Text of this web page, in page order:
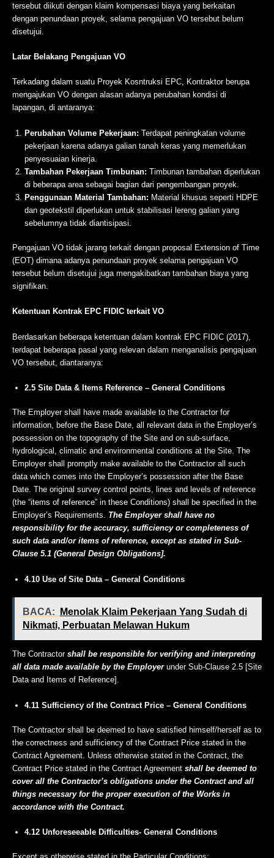
tersebut diikuti dengan klaim kompensasi biaya yang berkaitan
dengan penundaan proyek, selama pengajuan VO tersebut belum
disetujui.
Latar Belakang Pengajuan VO
Terkadang dalam suatu Proyek Kosntruksi EPC, Kontraktor berupa
mengajukan VO dengan alasan adanya perubahan kondisi di
lapangan, di antaranya:
Perubahan Volume Pekerjaan: Terdapat peningkatan volume
pekerjaan karena adanya galian tanah keras yang memerlukan
penyesuaian kinerja.
Tambahan Pekerjaan Timbunan: Timbunan tambahan diperlukan
di beberapa area sebagai bagian dari pengembangan proyek.
Penggunaan Material Tambahan: Material khusus seperti HDPE
dan geotekstil diperlukan untuk stabilisasi lereng galian yang
sebelumnya tidak diantisipasi.
Pengajuan VO tidak jarang terkait dengan proposal Extension of Time
(EOT) dimana adanya penundaan proyek selama pengajuan VO
tersebut belum disetujui juga mengakibatkan tambahan biaya yang
signifikan.
Ketentuan Kontrak EPC FIDIC terkait VO
Berdasarkan beberapa ketentuan dalam kontrak EPC FIDIC (2017),
terdapat beberapa pasal yang relevan dalam menganalisis pengajuan
VO tersebut, diantaranya:
2.5 Site Data & Items Reference – General Conditions
The Employer shall have made available to the Contractor for
information, before the Base Date, all relevant data in the Employer’s
possession on the topography of the Site and on sub-surface,
hydrological, climatic and environmental conditions at the Site. The
Employer shall promptly make available to the Contractor all such
data which comes into the Employer’s possession after the Base
Date. The original survey control points, lines and levels of reference
(the “items of reference” in these Conditions) shall be specified in the
Employer’s Requirements. The Employer shall have no
responsibility for the accuracy, sufficiency or completeness of
such data and/or items of reference, except as stated in Sub-
Clause 5.1 (General Design Obligations].
4.10 Use of Site Data – General Conditions
BACA:
Menolak Klaim Pekerjaan Yang Sudah di
Nikmati, Perbuatan Melawan Hukum
The Contractor shall be responsible for verifying and interpreting
all data made available by the Employerunder Sub-Clause 2.5 [Site
Data and Items of Reference].
4.11 Sufficiency of the Contract Price – General Conditions
The Contractor shall be deemed to have satisfied himself/herself as to
the correctness and sufficiency of the Contract Price stated in the
Contract Agreement. Unless otherwise stated in the Contract, the
Contract Price stated in the Contract Agreement shall be deemed to
cover all the Contractor’s obligations under the Contract and all
things necessary for the proper execution of the Works in
accordance with the Contract.
4.12 Unforeseeable Difficulties- General Conditions